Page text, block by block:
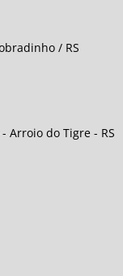
/ RS
Arroio do Tigre - RS